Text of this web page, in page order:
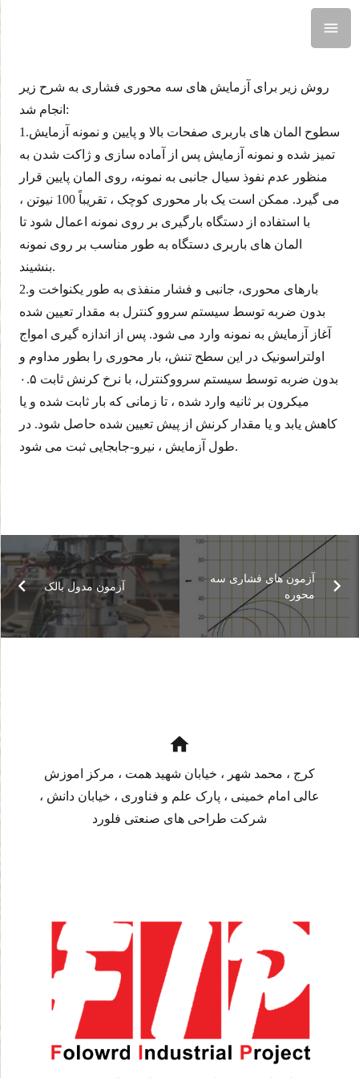
روش زیر برای آزمایش های سه محوری فشاری به شرح زیر
انجام شد:
1.سطوح المان های باربری صفحات بالا و پایین و نمونه آزمایش
تمیز شده و نمونه آزمایش پس از آماده سازی و ژاکت شدن به
منظور عدم نفوذ سیال جانبی به نمونه، روی المان پایین قرار
می گیرد. ممکن است یک بار محوری کوچک ، تقریباً 100 نیوتن ،
با استفاده از دستگاه بارگیری بر روی نمونه اعمال شود تا
المان های باربری دستگاه به طور مناسب بر روی نمونه
بنشیند.
2.بارهای محوری، جانبی و فشار منفذی به طور یکنواخت و
بدون ضربه توسط سیستم سروو کنترل به مقدار تعیین شده
آغاز آزمایش به نمونه وارد می شود. پس از اندازه گیری امواج
اولتراسونیک در این سطح تنش، بار محوری را بطور مداوم و
بدون ضربه توسط سیستم سرووکنترل، با نرخ کرنش ثابت ۰.۵
میکرون بر ثانیه وارد شده ، تا زمانی که بار ثابت شده و یا
کاهش یابد و یا مقدار کرنش از پیش تعیین شده حاصل شود. در
طول آزمایش ، نیرو-جابجایی ثبت می شود.
آزمون مدول بالک
آزمون های فشاری سه
محوره
home
کرج ، محمد شهر ، خیابان شهید همت ، مرکز اموزش
عالی امام خمینی ، پارک علم و فناوری ، خیابان دانش ،
شرکت طراحی های صنعتی فلورد